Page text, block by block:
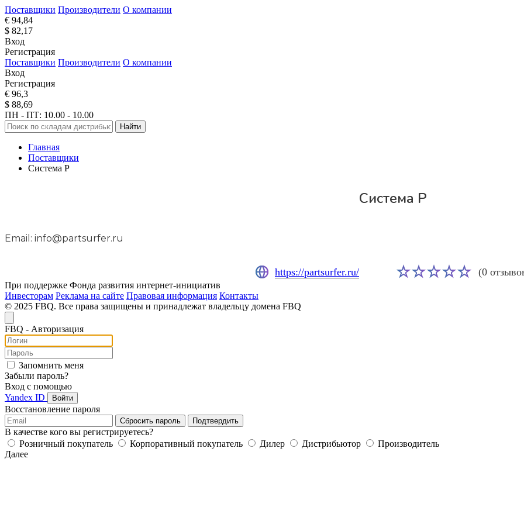
Поставщики Производители О компании
€ 94,84
$ 82,17
Вход
Регистрация
Поставщики Производители О компании
Вход
Регистрация
€ 96,3
$ 88,69
ПН - ПТ: 10.00 - 10.00
Найти
Главная
Поставщики
Система Р
Система Р
Email: info@partsurfer.ru
https://partsurfer.ru/ (0
При поддержке Фонда развития интернет-инициатив
Инвесторам Реклама на сайте Правовая информация Контакты
© 2025 FBQ. Все права защищены и принадлежат владельцу домена FBQ
FBQ - Авторизация
Запомнить меня
Забыли пароль?
Вход с помощью
Yandex ID
Войти
Восстановление пароля
Сбросить пароль Подтвердить
В качестве кого вы регистрируетесь?
Розничный покупатель
Корпоративный покупатель Дилер Дистрибьютор
Производитель
Далее